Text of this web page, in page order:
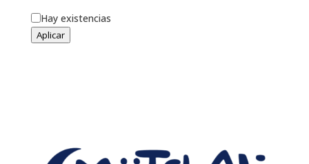
Disponibilidad
Hay existencias
Aplicar